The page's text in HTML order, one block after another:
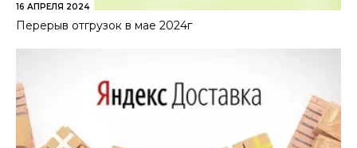
16 АПРЕЛЯ 2024
Перерыв отгрузок в мае 2024г